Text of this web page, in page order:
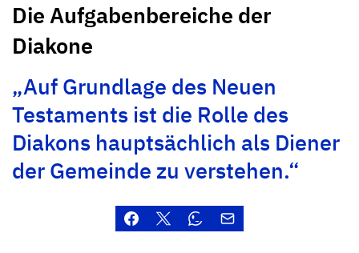
Die Aufgabenbereiche der
Diakone
„Auf Grundlage des Neuen
Testaments ist die Rolle des
Diakons hauptsächlich als Diener
der Gemeinde zu verstehen.“